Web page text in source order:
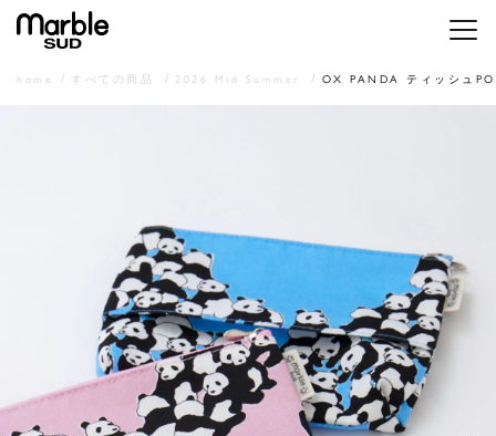
メニ
home すべての商品 2026 Mid Summer OX PANDA ティッシュ